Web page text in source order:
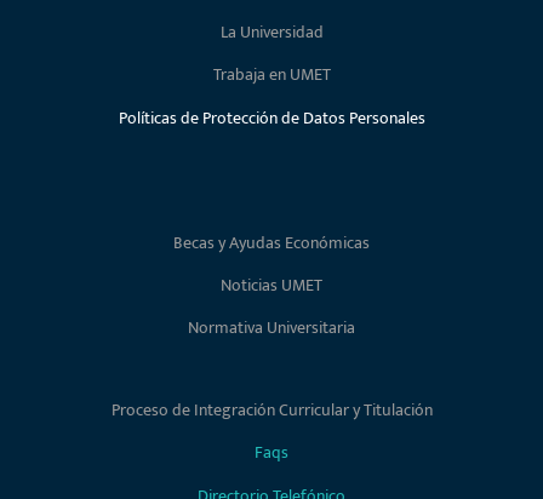
La Universidad
Trabaja en UMET
Políticas de Protección de Datos Personales
Becas y Ayudas Económicas
Noticias UMET
Normativa Universitaria
Proceso de Integración Curricular y Titulación
Faqs